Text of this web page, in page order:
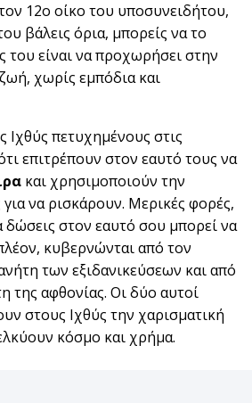
12ο οίκο του υποσυνειδήτου,
βάλεις όρια, μπορείς να το
του είναι να προχωρήσει στην
χωρίς εμπόδια και
Ιχθύς πετυχημένους στις
επιτρέπουν στον εαυτό τους να
και χρησιμοποιούν την
να ρισκάρουν. Μερικές φορές,
δώσεις στον εαυτό σου μπορεί να
κυβερνώνται από τον
των εξιδανικεύσεων και από
της αφθονίας. Οι δύο αυτοί
στους Ιχθύς την χαρισματική
κόσμο και χρήμα.